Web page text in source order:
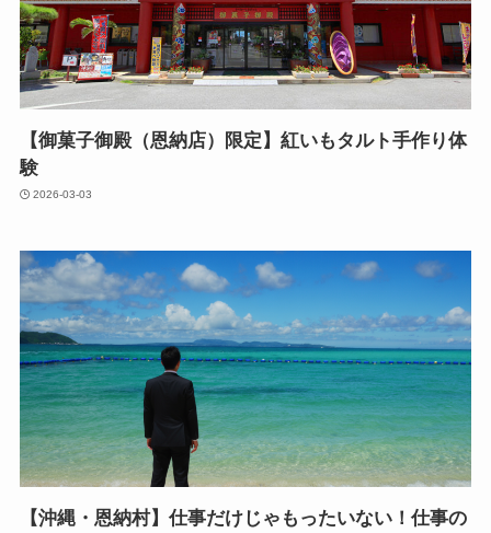
【御菓子御殿（恩納店）限定】紅いもタルト手作り体
験
2026-03-03
【沖縄・恩納村】仕事だけじゃもったいない！仕事の